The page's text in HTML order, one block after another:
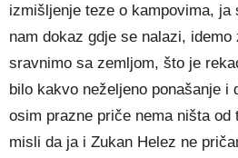
izmišljenje teze o kampovima, ja
nam dokaz gdje se nalazi, idemo
sravnimo sa zemljom, što je
bilo kakvo neželjeno ponašanje i
osim prazne priče nema ništa od
misli da ja i Zukan Helez ne